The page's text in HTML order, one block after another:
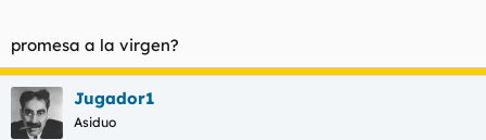
promesa a la virgen?
Jugador1
Asiduo